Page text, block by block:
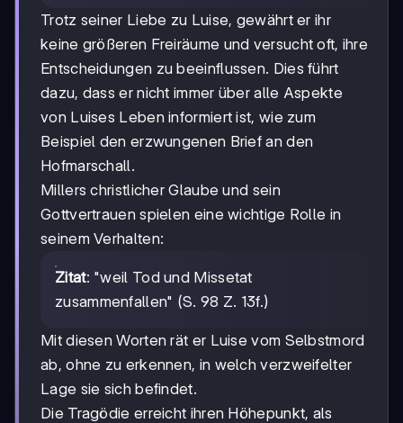
Trotz seiner Liebe zu Luise, gewährt er ihr
keine größeren Freiräume und versucht oft, ihre
Entscheidungen zu beeinflussen. Dies führt
dazu, dass er nicht immer über alle Aspekte
von Luises Leben informiert ist, wie zum
Beispiel den erzwungenen Brief an den
Hofmarschall.
Millers christlicher Glaube und sein
Gottvertrauen spielen eine wichtige Rolle in
seinem Verhalten:
Zitat: "weil Tod und Missetat
zusammenfallen" (S. 98 Z. 13f.)
Mit diesen Worten rät er Luise vom Selbstmord
ab, ohne zu erkennen, in welch verzweifelter
Lage sie sich befindet.
Die Tragödie erreicht ihren Höhepunkt, als